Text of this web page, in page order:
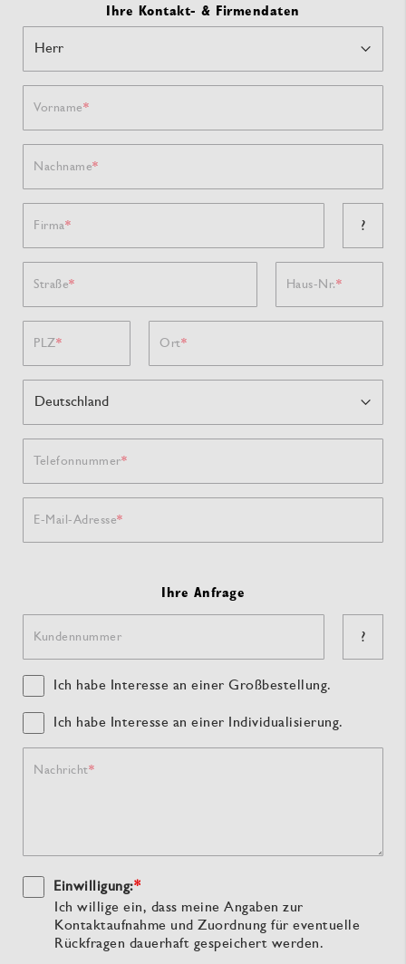
Ihre Kontakt- & Firmendaten
Vorname
Nachname
Firma ?
Straße Haus-Nr.
PLZ Ort
Telefonnummer
E-Mail-Adresse
Ihre Anfrage
Kundennummer ?
Ich habe Interesse an einer Großbestellung.
Ich habe Interesse an einer Individualisierung.
Nachricht
Einwilligung:*
Ich willige ein, dass meine Angaben zur
Kontaktaufnahme und Zuordnung für eventuelle
Rückfragen dauerhaft gespeichert werden.